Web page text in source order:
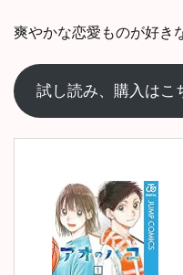
爽やかな恋愛ものが好き
試し読み、購入はこ